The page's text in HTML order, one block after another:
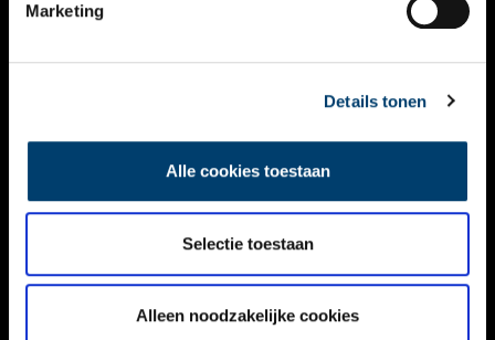
Marketing
Details tonen
Alle cookies toestaan
Selectie toestaan
Alleen noodzakelijke cookies
NIEUWSBRIEF
DISCLAIMER
TOEGANKELIJKHEID
Volg ONH op social media